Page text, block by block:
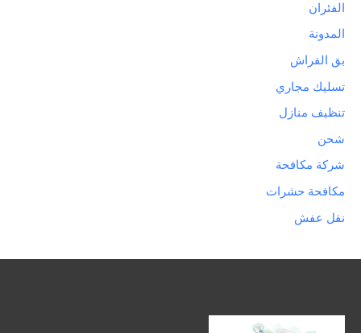
الفئران
المدونة
بق الفراش
تسليك مجاري
تنظيف منازل
شحن
شركة مكافحة
مكافحة حشرات
نقل عفش